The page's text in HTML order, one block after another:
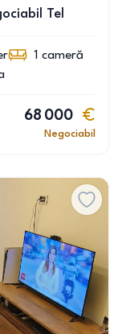
Tel
1 cameră
68 000
Negociabil